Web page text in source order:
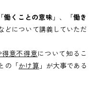
働くことの意味」、「働き
どについて講義していただ
意不得意について知るこ
の「かけ算 」が大事である